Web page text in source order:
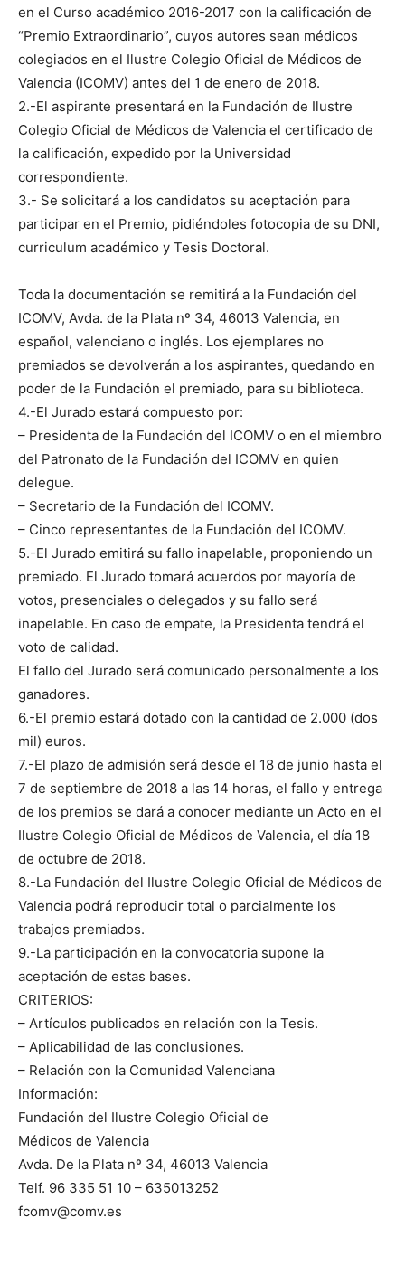
en el Curso académico 2016-2017 con la calificación de
“Premio Extraordinario”, cuyos autores sean médicos
colegiados en el Ilustre Colegio Oficial de Médicos de
Valencia (ICOMV) antes del 1 de enero de 2018.
2.-El aspirante presentará en la Fundación de Ilustre
Colegio Oficial de Médicos de Valencia el certificado de
la calificación, expedido por la Universidad
correspondiente.
3.- Se solicitará a los candidatos su aceptación para
participar en el Premio, pidiéndoles fotocopia de su DNI,
curriculum académico y Tesis Doctoral.
Toda la documentación se remitirá a la Fundación del
ICOMV, Avda. de la Plata nº 34, 46013 Valencia, en
español, valenciano o inglés. Los ejemplares no
premiados se devolverán a los aspirantes, quedando en
poder de la Fundación el premiado, para su biblioteca.
4.-El Jurado estará compuesto por:
– Presidenta de la Fundación del ICOMV o en el miembro
del Patronato de la Fundación del ICOMV en quien
delegue.
– Secretario de la Fundación del ICOMV.
– Cinco representantes de la Fundación del ICOMV.
5.-El Jurado emitirá su fallo inapelable, proponiendo un
premiado. El Jurado tomará acuerdos por mayoría de
votos, presenciales o delegados y su fallo será
inapelable. En caso de empate, la Presidenta tendrá el
voto de calidad.
El fallo del Jurado será comunicado personalmente a los
ganadores.
6.-El premio estará dotado con la cantidad de 2.000 (dos
mil) euros.
7.-El plazo de admisión será desde el 18 de junio hasta el
7 de septiembre de 2018 a las 14 horas, el fallo y entrega
de los premios se dará a conocer mediante un Acto en el
Ilustre Colegio Oficial de Médicos de Valencia, el día 18
de octubre de 2018.
8.-La Fundación del Ilustre Colegio Oficial de Médicos de
Valencia podrá reproducir total o parcialmente los
trabajos premiados.
9.-La participación en la convocatoria supone la
aceptación de estas bases.
CRITERIOS:
– Artículos publicados en relación con la Tesis.
– Aplicabilidad de las conclusiones.
– Relación con la Comunidad Valenciana
Información:
Fundación del Ilustre Colegio Oficial de
Médicos de Valencia
Avda. De la Plata nº 34, 46013 Valencia
Telf. 96 335 51 10 – 635013252
fcomv@comv.es